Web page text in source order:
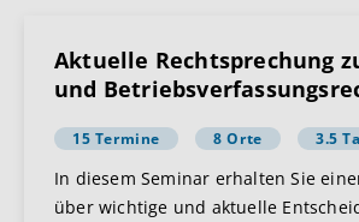
Aktuelle Rechtsprechung
und
15 Termine 8 Orte 3.5
In diesem Seminar erhalten Sie
über wichtige und aktuelle